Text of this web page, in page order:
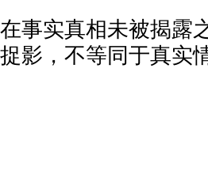
在事实真相未被揭露
捉影，不等同于真实